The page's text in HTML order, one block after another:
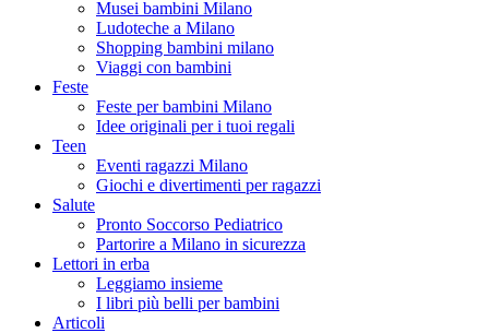
Musei bambini Milano
Ludoteche a Milano
Shopping bambini milano
Viaggi con bambini
Feste
Feste per bambini Milano
Idee originali per i tuoi regali
Teen
Eventi ragazzi Milano
Giochi e divertimenti per ragazzi
Salute
Pronto Soccorso Pediatrico
Partorire a Milano in sicurezza
Lettori in erba
Leggiamo insieme
I libri più belli per bambini
Articoli